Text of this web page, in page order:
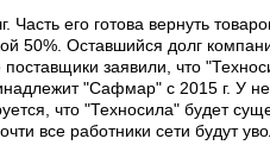
Часть его готова вернуть
50%. Оставшийся долг
заявили, что
"Сафмар" с 2015 г. У
что "Техносила" будет
все работники сети будут